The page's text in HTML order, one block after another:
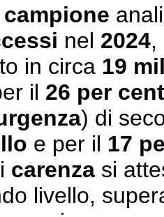
campione
nel 2024,
in circa 19
il 26 per
) di
e per il 17
carenza si
livello,